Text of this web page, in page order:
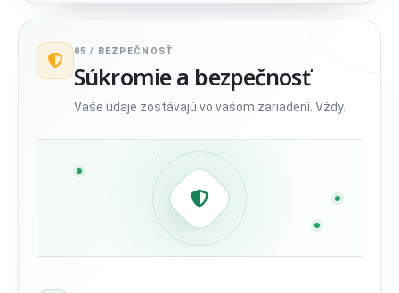
05 / BEZPEČNOSŤ
Súkromie a bezpečnosť
Vaše údaje zostávajú vo vašom zariadení. Vždy.